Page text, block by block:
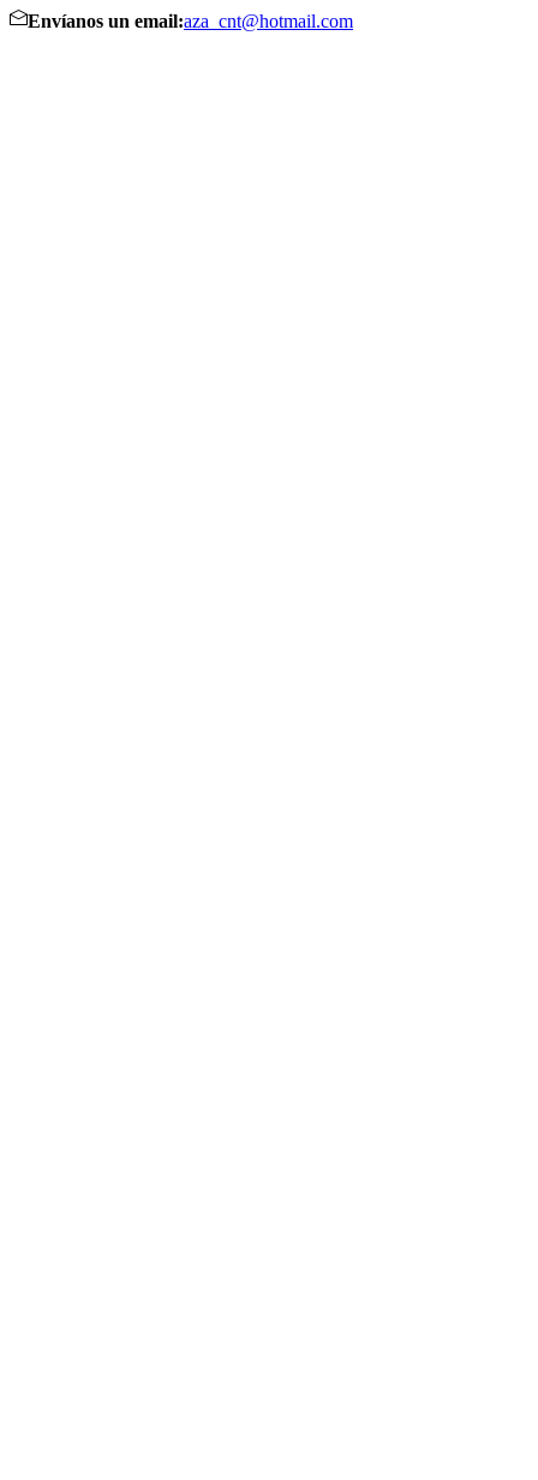
Envíanos un email:aza_cnt@hotmail.com